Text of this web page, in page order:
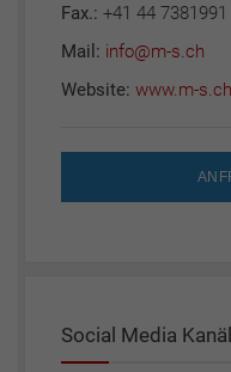
Fax.: +41 44 7381991
Mail: info@m-s.ch
Website: www.m-s.ch
Social Media